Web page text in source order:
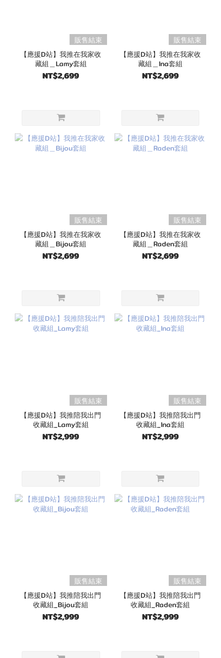
販售結束
【應援D站】我推在我家收
藏組＿Lamy套組
NT$2,699
販售結束
【應援D站】我推在我家收
藏組＿Ina套組
NT$2,699
販售結束
【應援D站】我推在我家收
藏組＿Bijou套組
NT$2,699
販售結束
【應援D站】我推在我家收
藏組＿Raden套組
NT$2,699
販售結束
【應援D站】我推陪我出門
收藏組_Lamy套組
NT$2,999
販售結束
【應援D站】我推陪我出門
收藏組_Ina套組
NT$2,999
販售結束
【應援D站】我推陪我出門
收藏組_Bijou套組
NT$2,999
販售結束
【應援D站】我推陪我出門
收藏組_Raden套組
NT$2,999